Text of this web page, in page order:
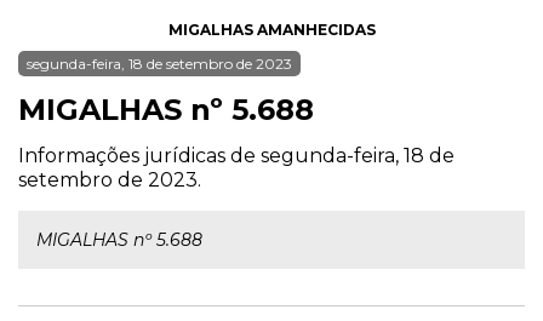
MIGALHAS AMANHECIDAS
segunda-feira, 18 de setembro de 2023
MIGALHAS nº 5.688
Informações jurídicas de segunda-feira, 18 de
setembro de 2023.
MIGALHAS nº 5.688